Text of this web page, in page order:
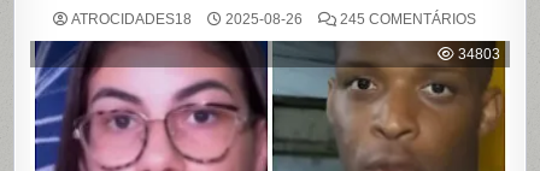
ATROCIDADES18 2025-08-26 245 COMENTÁRIOSEM
ACUSA
DE
UBER
DE
EM
34803